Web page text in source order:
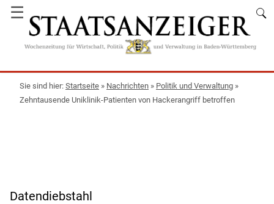
☰
Startseite » Nachrichten » Politik und Verwaltung »
Zehntausende Uniklinik-Patienten von Hackerangriff betroffen
Datendiebstahl